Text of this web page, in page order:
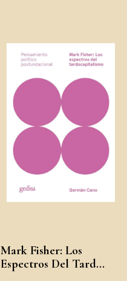
Mark Fisher: Los
Espectros Del Tard...